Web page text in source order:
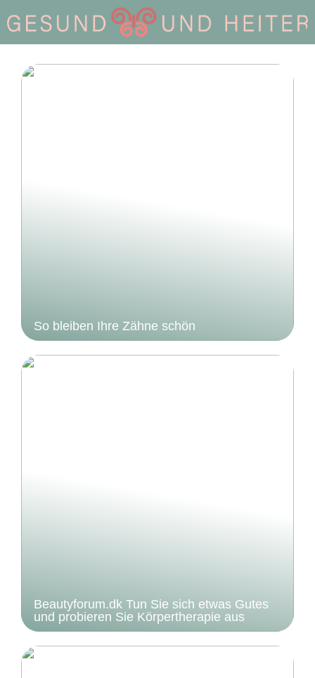
So bleiben Ihre Zähne schön
Beautyforum.dk Tun Sie sich etwas Gutes
und probieren Sie Körpertherapie aus